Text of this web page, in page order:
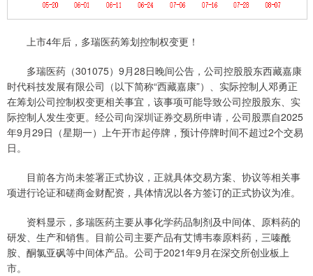
上市4年后，多瑞医药筹划控制权变更！
多瑞医药（301075）9月28日晚间公告，公司控股股东西藏嘉康
时代科技发展有限公司（以下简称“西藏嘉康”）、实际控制人邓勇正
在筹划公司控制权变更相关事宜，该事项可能导致公司控股股东、实
际控制人发生变更。经公司向深圳证券交易所申请，公司股票自2025
年9月29日（星期一）上午开市起停牌，预计停牌时间不超过2个交易
日。
目前各方尚未签署正式协议，正就具体交易方案、协议等相关事
项进行论证和磋商金财配资，具体情况以各方签订的正式协议为准。
资料显示，多瑞医药主要从事化学药品制剂及中间体、原料药的
研发、生产和销售。目前公司主要产品有艾博韦泰原料药，三嗪酰
胺、酮氯亚砜等中间体产品。公司于2021年9月在深交所创业板上
市。